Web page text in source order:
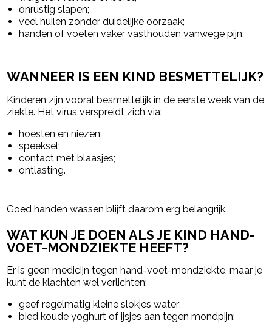
onrustig slapen;
veel huilen zonder duidelijke oorzaak;
handen of voeten vaker vasthouden vanwege pijn.
WANNEER IS EEN KIND BESMETTELIJK?
Kinderen zijn vooral besmettelijk in de eerste week van de
ziekte. Het virus verspreidt zich via:
hoesten en niezen;
speeksel;
contact met blaasjes;
ontlasting.
Goed handen wassen blijft daarom erg belangrijk.
WAT KUN JE DOEN ALS JE KIND HAND-
VOET-MONDZIEKTE HEEFT?
Er is geen medicijn tegen hand-voet-mondziekte, maar je
kunt de klachten wel verlichten:
geef regelmatig kleine slokjes water;
bied koude yoghurt of ijsjes aan tegen mondpijn;